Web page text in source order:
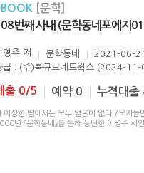
[문학]
번째 사내 (문학동네포에지
영주 저 문학동네
2021-06-21
급 : (주)북큐브네트웍스 (2024-11-
출 0/5 예약 0 누적대출
이상한 땅에서는 모두 얼굴이 없다./모자들
년 『문학동네』를 통해 등단한 이영주 시